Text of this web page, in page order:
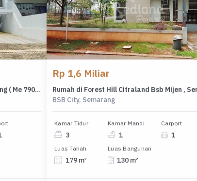
Rumah di The Miles Bsb City , Semarang ( Me 7905 )
Rp 1,6 Miliar
BSB City, Semarang
Kamar Tidur
3
Kamar Mandi
1
Carport
1
Luas Tanah
179 m²
Luas Bangunan
130 m²